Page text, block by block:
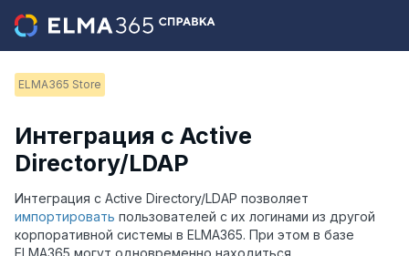
ELMA365 Store
Интеграция с Active
Directory/LDAP
Интеграция с Active Directory/LDAP позволяет
импортировать пользователей с их логинами из другой
корпоративной системы в ELMA365. При этом в базе
ELMA365 могут одновременно находиться